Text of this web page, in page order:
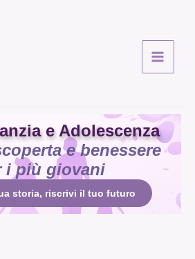
e Adolescenza
e benessere
i più giovani
storia, riscrivi il tuo futuro